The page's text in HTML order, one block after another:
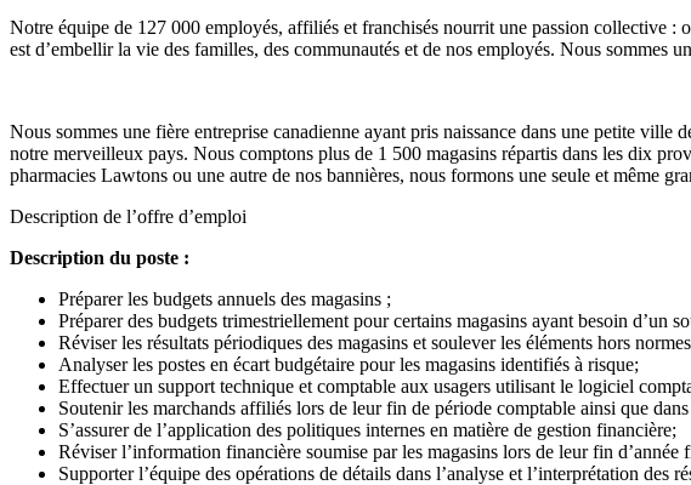
Notre équipe de 127 000 employés, affiliés et franchisés nourrit une passion collective :
est d’embellir la vie des familles, des communautés et de nos employés. Nous sommes
Nous sommes une fière entreprise canadienne ayant pris naissance dans une petite ville
notre merveilleux pays. Nous comptons plus de 1 500 magasins répartis dans les dix
pharmacies Lawtons ou une autre de nos bannières, nous formons une seule et même
Description de l’offre d’emploi
Description du poste :
Préparer les budgets annuels des magasins ;
Préparer des budgets trimestriellement pour certains magasins ayant besoin d’un
Réviser les résultats périodiques des magasins et soulever les éléments hors
Analyser les postes en écart budgétaire pour les magasins identifiés à risque;
Effectuer un support technique et comptable aux usagers utilisant le logiciel
Soutenir les marchands affiliés lors de leur fin de période comptable ainsi que
S’assurer de l’application des politiques internes en matière de gestion financière;
Réviser l’information financière soumise par les magasins lors de leur fin d’année
Supporter l’équipe des opérations de détails dans l’analyse et l’interprétation des